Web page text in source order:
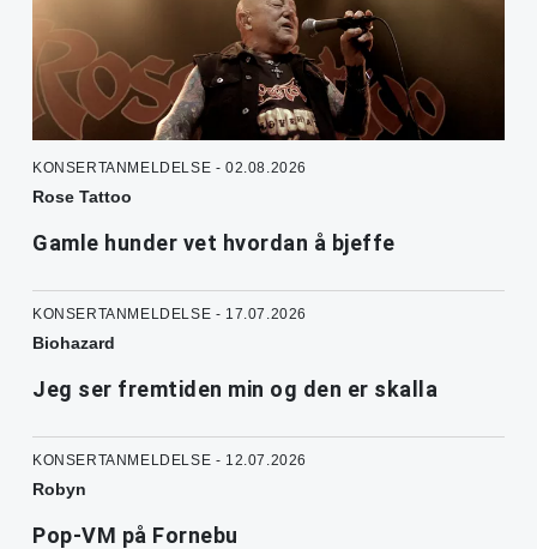
KONSERTANMELDELSE - 02.08.2026
Rose Tattoo
Gamle hunder vet hvordan å bjeffe
KONSERTANMELDELSE - 17.07.2026
Biohazard
Jeg ser fremtiden min og den er skalla
KONSERTANMELDELSE - 12.07.2026
Robyn
Pop-VM på Fornebu